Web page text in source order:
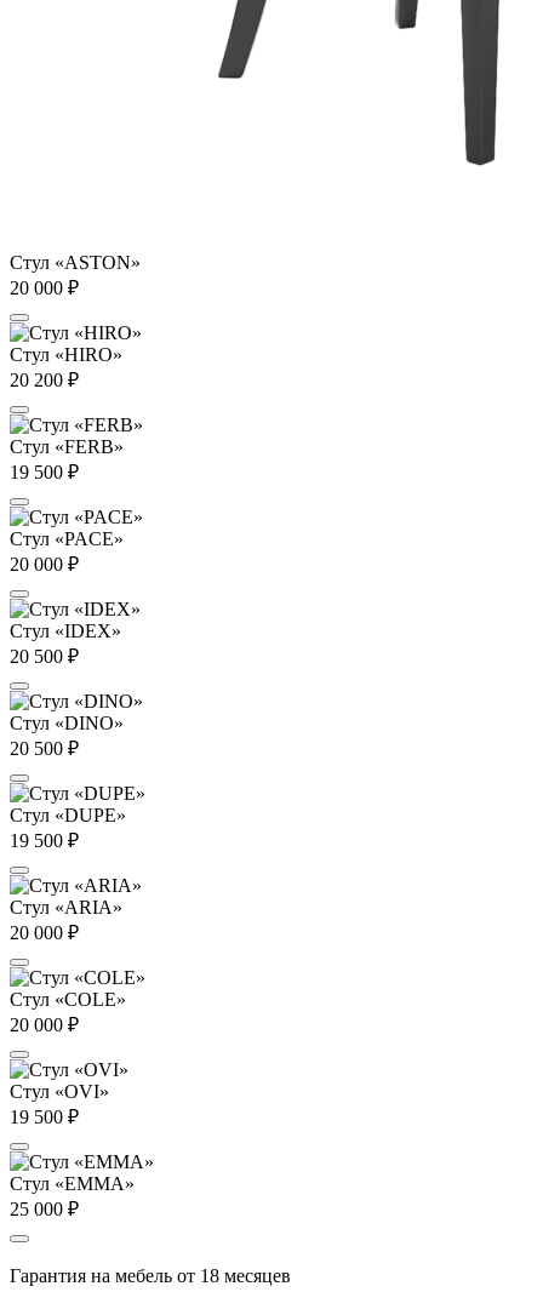
Стул «ASTON»
20 000 ₽
Стул «HIRO»
20 200 ₽
Стул «FERB»
19 500 ₽
Стул «PACE»
20 000 ₽
Стул «IDEX»
20 500 ₽
Стул «DINO»
20 500 ₽
Стул «DUPE»
19 500 ₽
Стул «ARIA»
20 000 ₽
Стул «COLE»
20 000 ₽
Стул «OVI»
19 500 ₽
Стул «EMMA»
25 000 ₽
Гарантия на мебель от 18 месяцев